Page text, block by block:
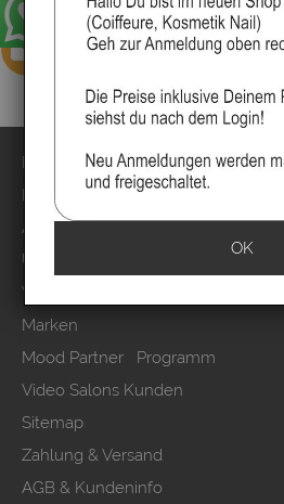
Impressum
Kontakt
Anmelden
Über uns
Video`s
Marken
Mood Partner Programm
Video Salons Kunden
Sitemap
Zahlung & Versand
AGB & Kundeninfo
OK